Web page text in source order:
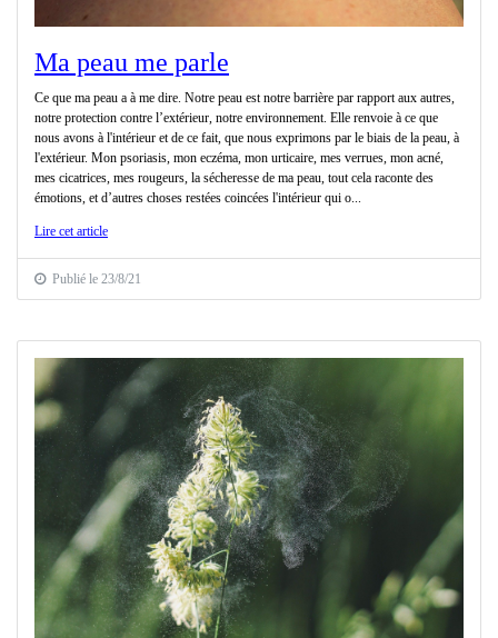
Ma peau me parle
Ce que ma peau a à me dire. Notre peau est notre barrière par rapport aux autres,
notre protection contre l’extérieur, notre environnement. Elle renvoie à ce que
nous avons à l'intérieur et de ce fait, que nous exprimons par le biais de la peau, à
l'extérieur. Mon psoriasis, mon eczéma, mon urticaire, mes verrues, mon acné,
mes cicatrices, mes rougeurs, la sécheresse de ma peau, tout cela raconte des
émotions, et d’autres choses restées coincées l'intérieur qui o...
Lire cet article
Publié le 23/8/21